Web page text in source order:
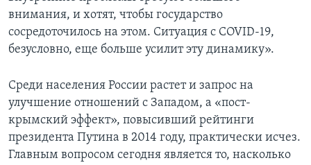
внимания, и хотят, чтобы государство
сосредоточилось на этом. Ситуация с COVID-19,
безусловно, еще больше усилит эту динамику».
Среди населения России растет и запрос на
улучшение отношений с Западом, а «пост-
крымский эффект», повысивший рейтинги
президента Путина в 2014 году, практически исчез.
Главным вопросом сегодня является то, насколько